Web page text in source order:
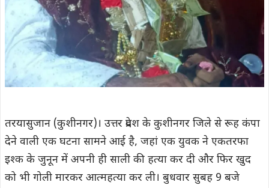
तरयासुजान (कुशीनगर)। उत्तर प्रदेश के कुशीनगर जिले से रूह कंपा
देने वाली एक घटना सामने आई है, जहां एक युवक ने एकतरफा
इश्क के जुनून में अपनी ही साली की हत्या कर दी और फिर खुद
को भी गोली मारकर आत्महत्या कर ली। बुधवार सुबह 9 बजे